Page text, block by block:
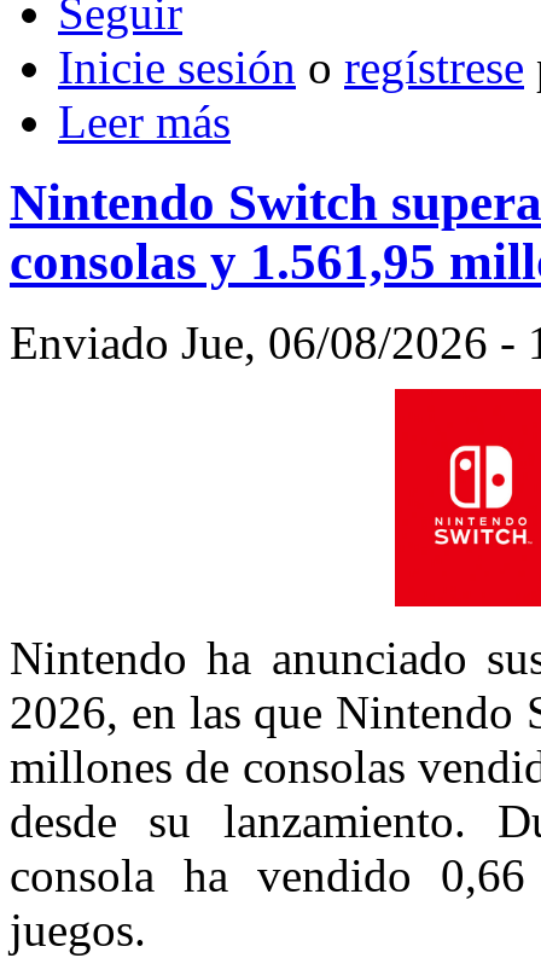
Inicie sesión o regístrese
Leer más
Nintendo Switch
consolas y 1.561,95
Enviado Jue, 06/08/2026 -
Nintendo ha anunciado
2026, en las que Nintendo
millones de consolas
desde su lanzamiento.
consola ha vendido
juegos.